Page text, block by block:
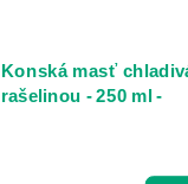
Konská masť
rašelinou - 250 ml -